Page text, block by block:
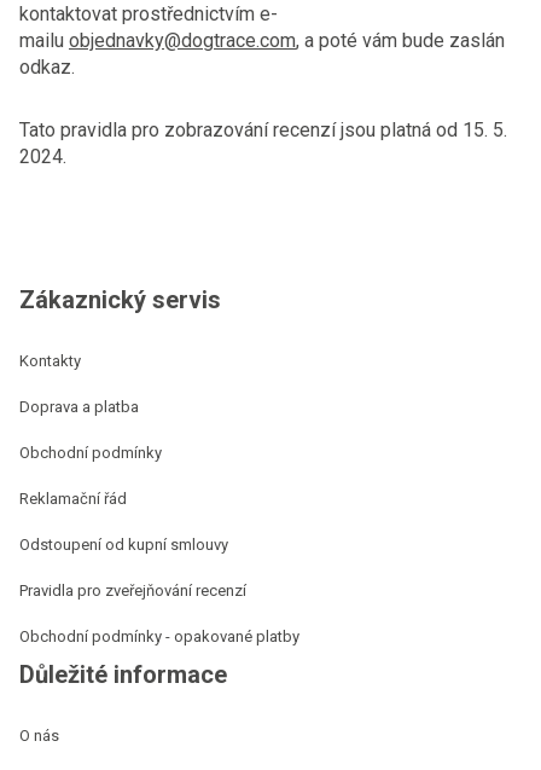
kontaktovat prostřednictvím e-
mailu objednavky@dogtrace.com, a poté vám bude zaslán
odkaz.
Tato pravidla pro zobrazování recenzí jsou platná od 15. 5.
2024.
Zákaznický servis
Kontakty
Doprava a platba
Obchodní podmínky
Reklamační řád
Odstoupení od kupní smlouvy
Pravidla pro zveřejňování recenzí
Obchodní podmínky - opakované platby
Důležité informace
O nás